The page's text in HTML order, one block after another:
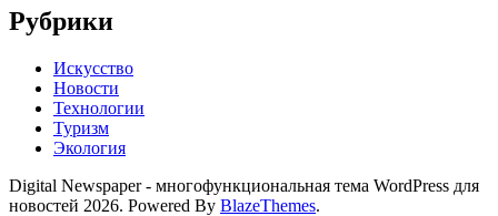
Рубрики
Искусство
Новости
Технологии
Туризм
Экология
Digital Newspaper - многофункциональная тема WordPress для
новостей 2026. Powered By BlazeThemes.